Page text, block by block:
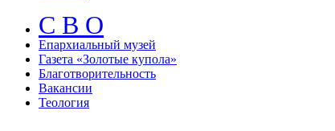
С В О
Епархиальный музeй
Газета «Золотые купола»
Благотворительность
Вакансии
Теология